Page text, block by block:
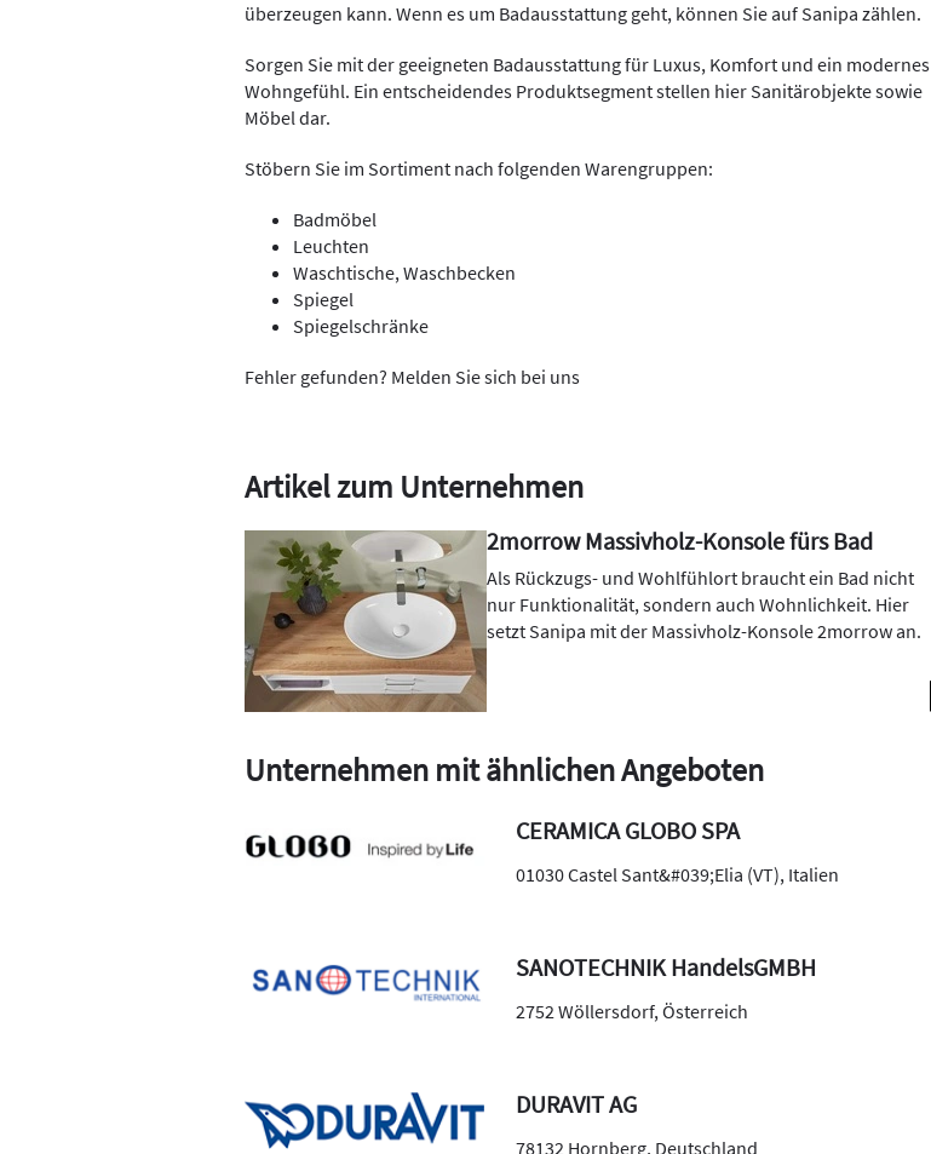
überzeugen kann. Wenn es um Badausstattung geht, können Sie auf Sanipa zählen.
Sorgen Sie mit der geeigneten Badausstattung für Luxus, Komfort und ein modernes
Wohngefühl. Ein entscheidendes Produktsegment stellen hier Sanitärobjekte sowie
Möbel dar.
Stöbern Sie im Sortiment nach folgenden Warengruppen:
Badmöbel
Leuchten
Waschtische, Waschbecken
Spiegel
Spiegelschränke
Fehler gefunden? Melden Sie sich bei uns
Artikel zum Unternehmen
2morrow Massivholz-Konsole fürs Bad
Als Rückzugs- und Wohlfühlort braucht ein Bad nicht
nur Funktionalität, sondern auch Wohnlichkeit. Hier
setzt Sanipa mit der Massivholz-Konsole 2morrow an.
Unternehmen mit ähnlichen Angeboten
CERAMICA GLOBO SPA
01030Castel Sant&#039;Elia (VT),Italien
SANOTECHNIK HandelsGMBH
2752Wöllersdorf,Österreich
DURAVIT AG
78132 Hornberg,Deutschland